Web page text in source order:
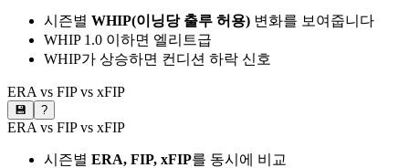
시즌별 WHIP(이닝당 출루 허용) 변화를 보여줍니다
WHIP 1.0 이하면 엘리트급
WHIP가 상승하면 컨디션 하락 신호
ERA vs FIP vs xFIP
💾 ?
ERA vs FIP vs xFIP
시즌별 ERA, FIP, xFIP를 동시에 비교